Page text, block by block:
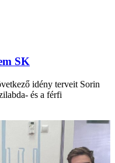
SK
idény terveit Sorin
és a férfi